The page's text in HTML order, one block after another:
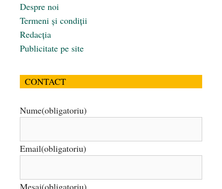
Despre noi
Termeni și condiții
Redacția
Publicitate pe site
CONTACT
Nume(obligatoriu)
Email(obligatoriu)